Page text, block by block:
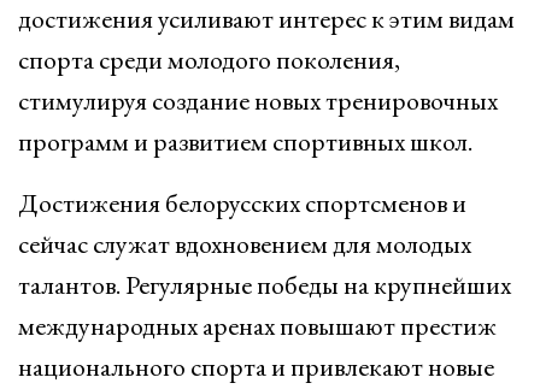
достижения усиливают интерес к этим видам
спорта среди молодого поколения,
стимулируя создание новых тренировочных
программ и развитием спортивных школ.
Достижения белорусских спортсменов и
сейчас служат вдохновением для молодых
талантов. Регулярные победы на крупнейших
международных аренах повышают престиж
национального спорта и привлекают новые